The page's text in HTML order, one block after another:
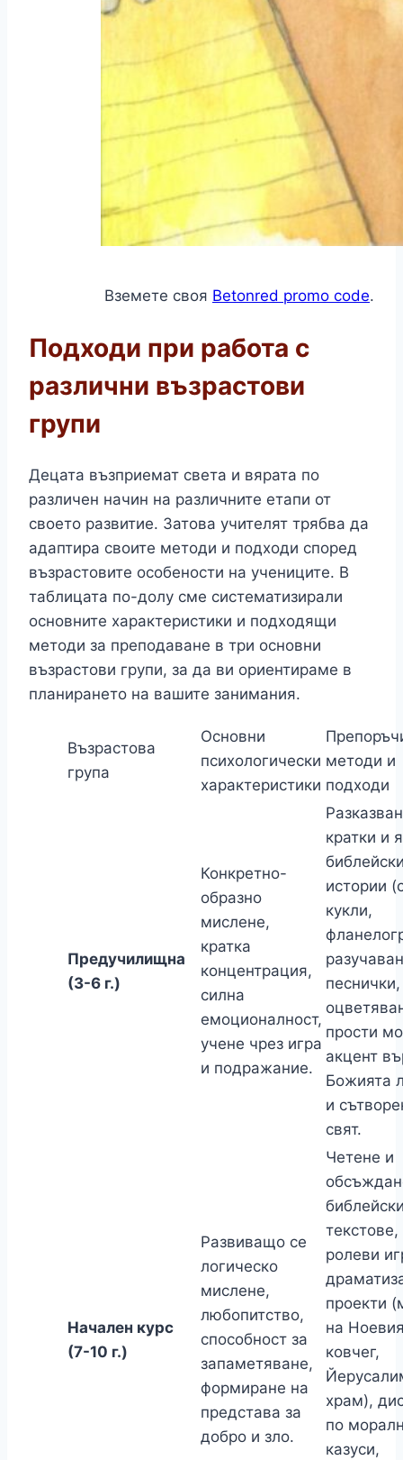
Вземете своя Betonred promo code.
Подходи при работа с
различни възрастови
групи
Децата възприемат света и вярата по
различен начин на различните етапи от
своето развитие. Затова учителят трябва да
адаптира своите методи и подходи според
възрастовите особености на учениците. В
таблицата по-долу сме систематизирали
основните характеристики и подходящи
методи за преподаване в три основни
възрастови групи, за да ви ориентираме в
планирането на вашите занимания.
Възрастова
група
Основни
психологически
характеристики
методи и
подходи
Предучилищна
(3-6 г.)
Конкретно-
образно
мислене,
кратка
концентрация,
силна
емоционалност,
учене чрез игра
и подражание.
кратки и
истории
кукли,
песнички,
прости
акцент
Божията
и
свят.
Начален курс
(7-10 г.)
Развиващо се
логическо
мислене,
любопитство,
способност за
запаметяване,
формиране на
представа за
добро и зло.
Четене и
текстове,
ролеви
проекти
на
ковчег,
храм),
по
казуси,